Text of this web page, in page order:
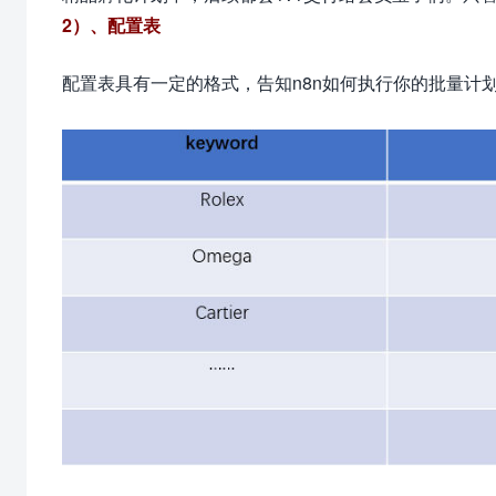
2）、配置表
配置表具有一定的格式，告知n8n如何执行你的批量计